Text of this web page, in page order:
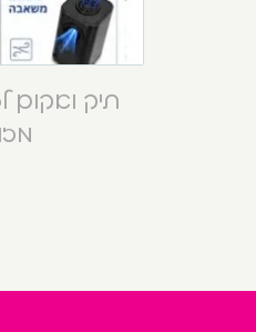
תיק ואקום